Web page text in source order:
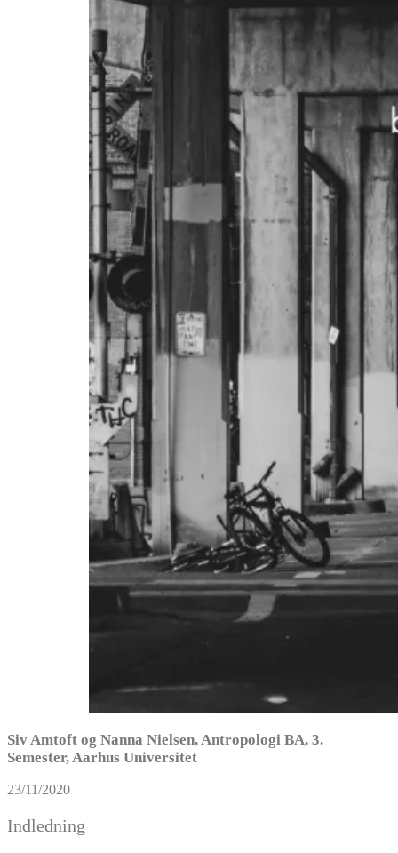
Siv Amtoft og Nanna Nielsen, Antropologi BA, 3.
Semester, Aarhus Universitet
23/11/2020
Indledning